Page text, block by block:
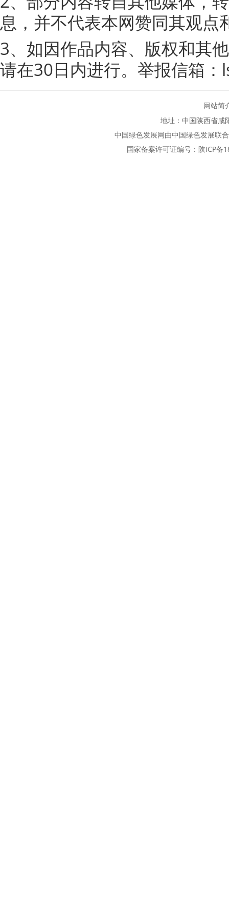
息，并不代表本网赞同其观点
3、如因作品内容、版权和其
请在30日内进行。举报信箱
网站简
地址：中国陕西省咸
中国绿色发展网由中国绿色发展联
国家备案许可证编号： 陕ICP备